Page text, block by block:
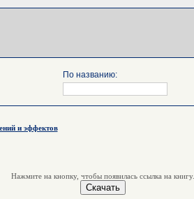
По названию:
и эффектов
Нажмите на кнопку, чтобы появилась ссылка на книгу.